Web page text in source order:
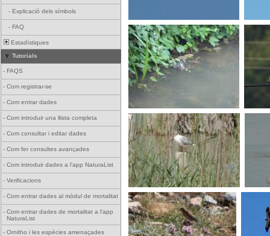
- Explicació dels símbols
- FAQ
Estadístiques
Tutorials
- FAQS
- Com registrar-se
- Com entrar dades
- Com introduir una llista completa
- Com consultar i editar dades
- Com fer consultes avançades
- Com introduir dades a l'app NaturaList
- Verificacions
- Com entrar dades al mòdul de mortalitat
- Com entrar dades de mortalitat a l'app
NaturaList
- Ornitho i les espècies amenaçades